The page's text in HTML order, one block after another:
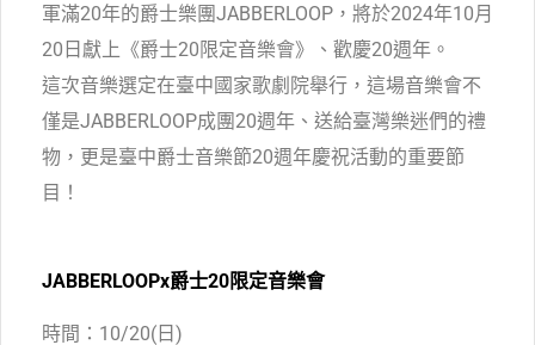
軍滿20年的爵士樂團JABBERLOOP，將於2024年10月
20日獻上《爵士20限定音樂會》、歡慶20週年。
這次音樂選定在臺中國家歌劇院舉行，這場音樂會不
僅是JABBERLOOP成團20週年、送給臺灣樂迷們的禮
物，更是臺中爵士音樂節20週年慶祝活動的重要節
目！
JABBERLOOPx爵士20限定音樂會
時間：10/20(日)